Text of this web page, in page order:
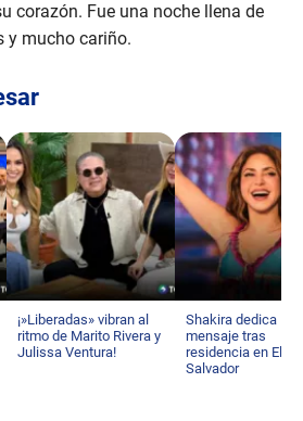
corazón. Fue una noche llena de
y mucho cariño.
¡»Liberadas» vibran al
ritmo de Marito Rivera y
Julissa Ventura!
Shakira dedica
mensaje tras
residencia en El
Salvador